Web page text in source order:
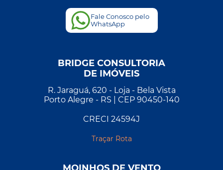
Fale Conosco pelo
WhatsApp
BRIDGE CONSULTORIA
DE IMÓVEIS
R. Jaraguá, 620 - Loja - Bela Vista
Porto Alegre - RS | CEP 90450-140
CRECI 24594J
Traçar Rota
MOINHOS DE VENTO